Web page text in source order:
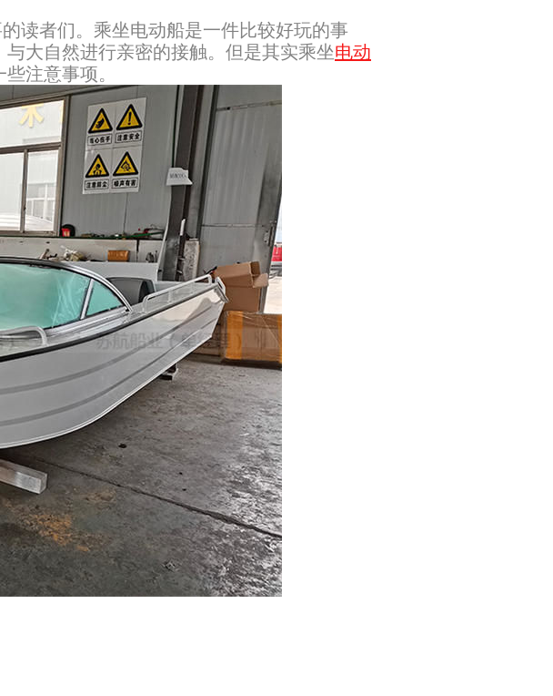
读者们。乘坐电动船是一件比较好玩的事
大自然进行亲密的接触。但是其实乘坐电动
注意事项。